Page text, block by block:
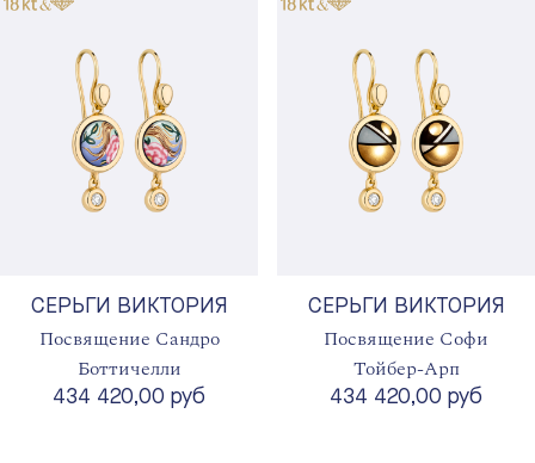
СЕРЬГИ ВИКТОРИЯ
Посвящение Сандро
Боттичелли
434 420,00 руб
СЕРЬГИ ВИКТОРИЯ
Посвящение Софи
Тойбер-Арп
434 420,00 руб